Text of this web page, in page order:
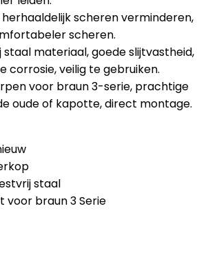
scheren verminderen,
scheren.
staal materiaal, goede slijtvastheid,
corrosie, veilig te gebruiken.
voor braun 3-serie, prachtige
oude of kapotte, direct montage.
staal
voor braun 3 Serie